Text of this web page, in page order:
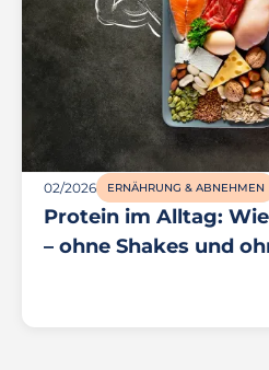
02/2026 ERNÄHRUNG & ABNEHMEN
Protein im Alltag:
– ohne Shakes und